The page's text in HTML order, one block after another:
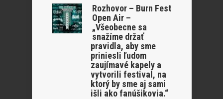
Rozhovor – Burn Fest
Open Air –
„Všeobecne sa
snažíme držať
pravidla, aby sme
priniesli ľudom
zaujímavé kapely a
vytvorili festival, na
ktorý by sme aj sami
išli ako fanúšikovia.“